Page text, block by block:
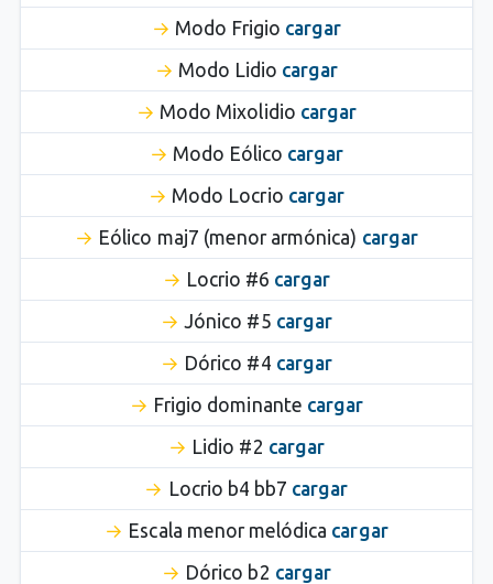
Modo Frigio cargar
Modo Lidio cargar
Modo Mixolidio cargar
Modo Eólico cargar
Modo Locrio cargar
Eólico maj7 (menor armónica) cargar
Locrio #6 cargar
Jónico #5 cargar
Dórico #4 cargar
Frigio dominante cargar
Lidio #2 cargar
Locrio b4 bb7 cargar
Escala menor melódica cargar
Dórico b2 cargar